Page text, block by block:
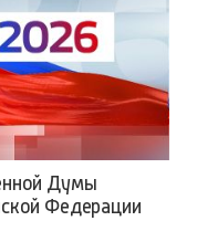
Думы
Федерации